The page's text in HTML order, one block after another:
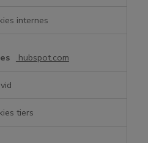
internes
hubspot.com
tiers